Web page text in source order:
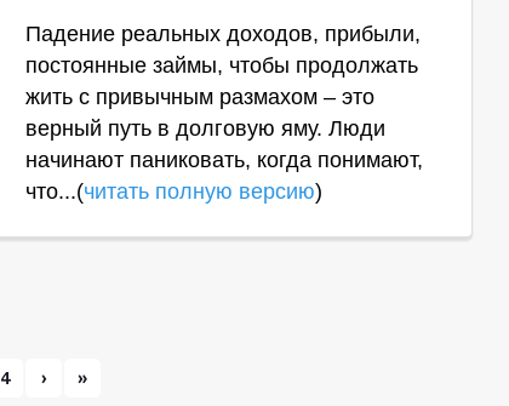
Падение реальных доходов, прибыли,
постоянные займы, чтобы продолжать
жить с привычным размахом – это
верный путь в долговую яму. Люди
начинают паниковать, когда понимают,
что...(читать полную версию)
4 › »